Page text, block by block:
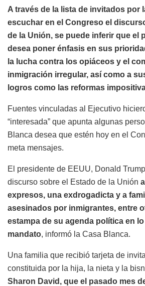
A través de la lista de invitados por
escuchar en el Congreso el
de la Unión, se puede inferir que el
desea poner énfasis en sus
la lucha contra los opiáceos y el
inmigración irregular, así como a
logros como las reformas
Fuentes vinculadas al Ejecutivo
“interesada” que apunta algunas
Blanca desea que estén hoy en el
meta mensajes.
El presidente de EEUU, Donald
discurso sobre el Estado de la Unión
expresos, una exdrogadicta y a
asesinados por inmigrantes, entre
estampa de su agenda política en
mandato, informó la Casa Blanca.
Una familia que recibió tarjeta de
constituida por la hija, la nieta y la
Sharon David, que el pasado mes